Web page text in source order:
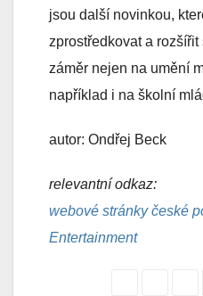
jsou další novinkou,
zprostředkovat a
záměr nejen na umění
například i na školní
autor: Ondřej Beck
relevantní odkaz:
webové stránky české
Entertainment